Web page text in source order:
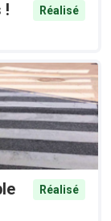
!
Réalisé
Réalisé